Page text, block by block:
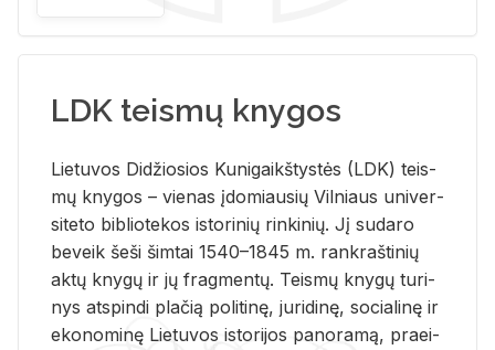
LDK teismų knygos
Lie­tu­vos Di­džio­sios Ku­ni­gaikš­tys­tės (LDK) teis­
mų kny­gos – vie­nas įdo­miau­sių Vil­niaus uni­ver­
si­te­to bi­b­lio­te­kos is­to­ri­nių rin­ki­nių. Jį su­da­ro
be­veik šeši šim­tai 1540–1845 m. rank­raš­ti­nių
aktų kny­gų ir jų frag­men­tų. Teis­mų kny­gų tu­ri­
nys at­spin­di pla­čią po­li­ti­nę, ju­ri­di­nę, so­cia­li­nę ir
eko­no­mi­nę Lie­tu­vos is­to­ri­jos pa­no­ra­mą, pra­ei­